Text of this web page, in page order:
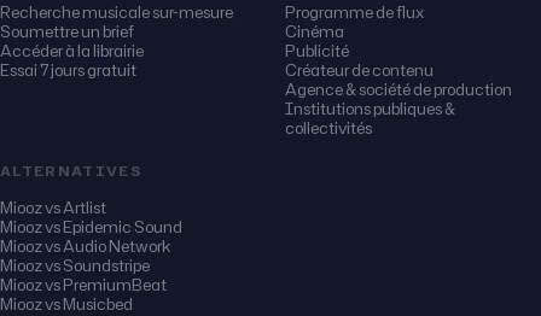
Recherche musicale sur-mesure
Soumettre un brief
Accéder à la librairie
Essai 7 jours gratuit
Programme de flux
Cinéma
Publicité
Créateur de contenu
Agence & société de production
Institutions publiques &
collectivités
ALTERNATIVES
Miooz vs Artlist
Miooz vs Epidemic Sound
Miooz vs Audio Network
Miooz vs Soundstripe
Miooz vs PremiumBeat
Miooz vs Musicbed